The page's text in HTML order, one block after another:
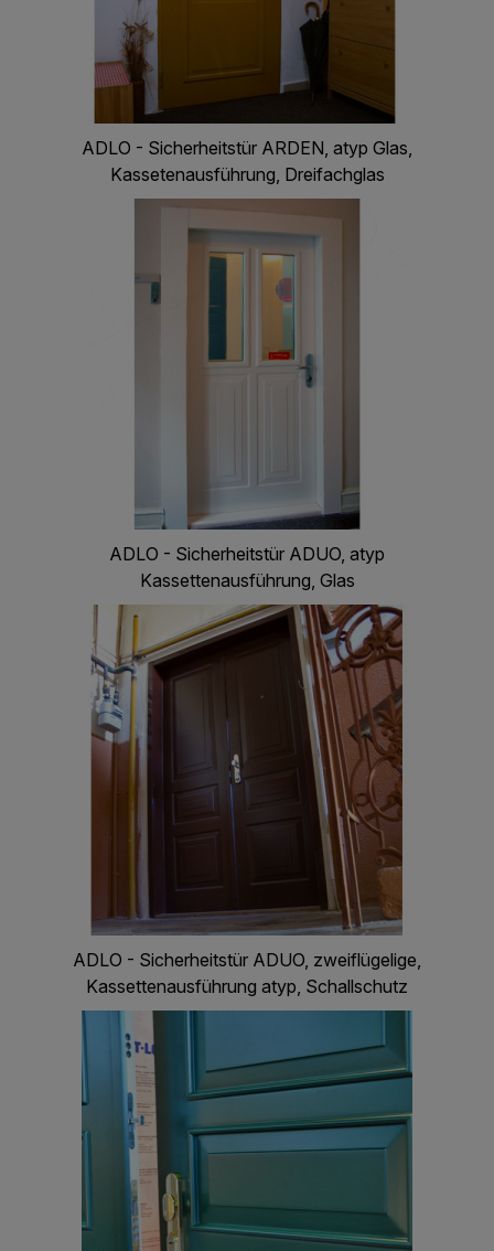
ADLO - Sicherheitstür ARDEN, atyp Glas,
Kassetenausführung, Dreifachglas
ADLO - Sicherheitstür ADUO, atyp
Kassettenausführung, Glas
ADLO - Sicherheitstür ADUO, zweiflügelige,
Kassettenausführung atyp, Schallschutz